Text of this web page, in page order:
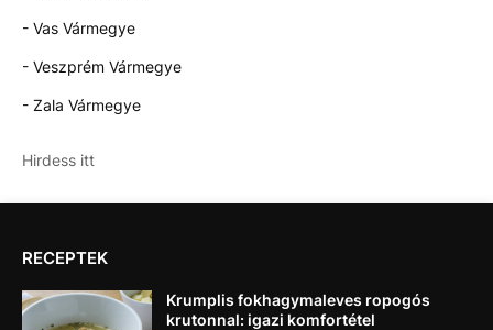
- Vas Vármegye
- Veszprém Vármegye
- Zala Vármegye
Hirdess itt
RECEPTEK
Krumplis fokhagymaleves ropogós
krutonnal: igazi komfortétel